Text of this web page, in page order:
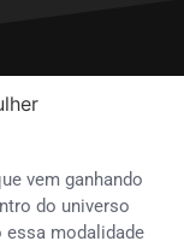
vem ganhando
do universo
modalidade